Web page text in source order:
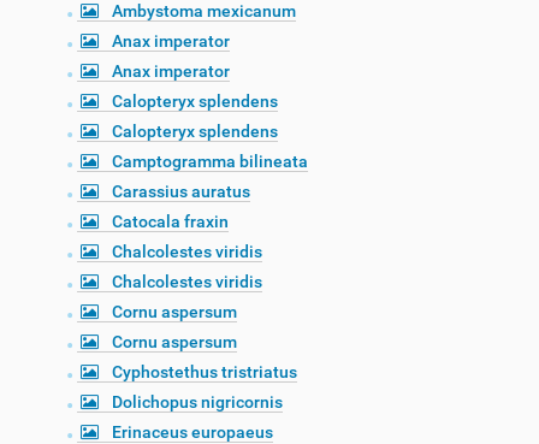
Ambystoma mexicanum
Anax imperator
Anax imperator
Calopteryx splendens
Calopteryx splendens
Camptogramma bilineata
Carassius auratus
Catocala fraxin
Chalcolestes viridis
Chalcolestes viridis
Cornu aspersum
Cornu aspersum
Cyphostethus tristriatus
Dolichopus nigricornis
Erinaceus europaeus